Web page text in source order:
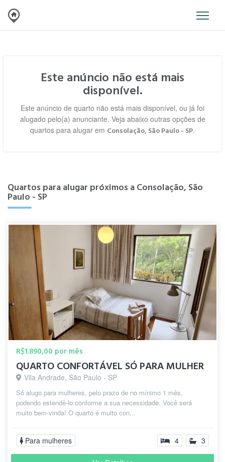
Este anúncio não está mais
disponível.
Este anúncio de quarto não está mais disponível, ou já foi
alugado pelo(a) anunciante. Veja abaixo outras opções de
quartos para alugar em Consolação, São Paulo - SP.
Quartos para alugar próximos a Consolação, São
Paulo - SP
R$1.890,00 por mês
QUARTO CONFORTÁVEL SÓ PARA MULHER
Vila Andrade, São Paulo - SP
Só alugo para mulheres, pelo prazo de no mínimo 1 mês,
podendo estendê-lo conforme a sua necessidade. Você será
muito bem-vinda! O quarto é muito con...
Para mulheres 4 3